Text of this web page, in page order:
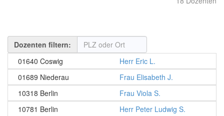
Dozenten filtern:
01640 Coswig
Herr Eric L.
01689 Niederau
Frau Elisabeth J.
10318 Berlin
Frau Viola S.
10781 Berlin
Herr Peter Ludwig S.